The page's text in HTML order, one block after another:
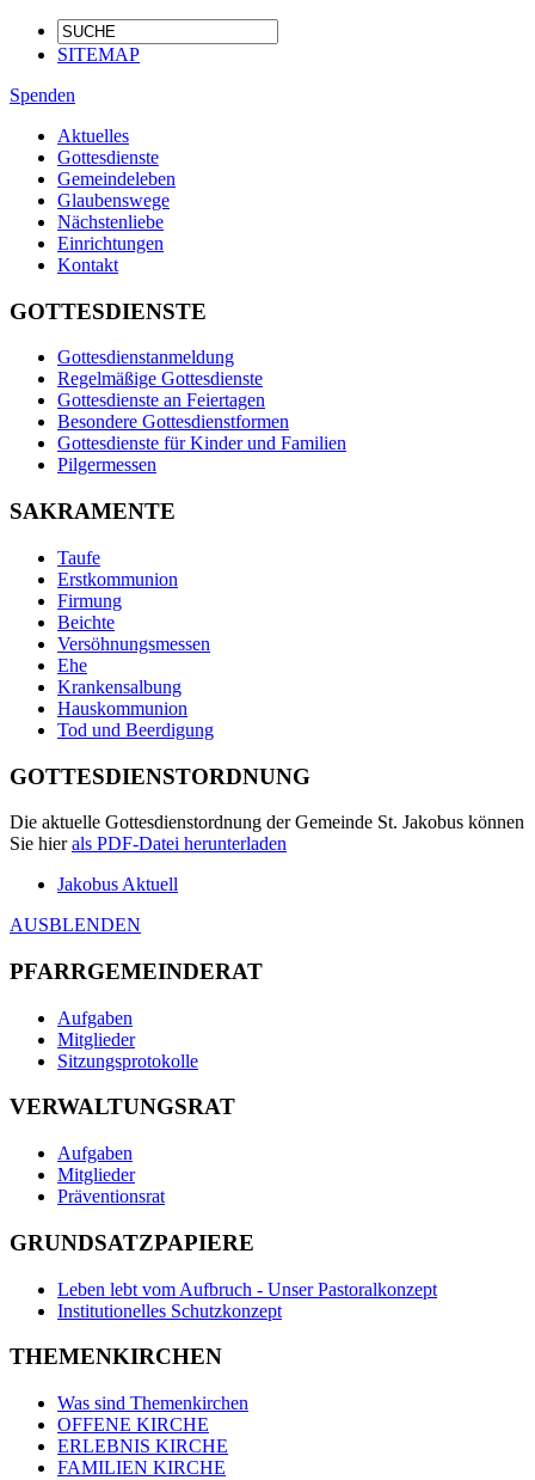
SITEMAP
Spenden
Aktuelles
Gottesdienste
Gemeindeleben
Glaubenswege
Nächstenliebe
Einrichtungen
Kontakt
GOTTESDIENSTE
Gottesdienstanmeldung
Regelmäßige Gottesdienste
Gottesdienste an Feiertagen
Besondere Gottesdienstformen
Gottesdienste für Kinder und Familien
Pilgermessen
SAKRAMENTE
Taufe
Erstkommunion
Firmung
Beichte
Versöhnungsmessen
Ehe
Krankensalbung
Hauskommunion
Tod und Beerdigung
GOTTESDIENSTORDNUNG
Die aktuelle Gottesdienstordnung der Gemeinde St. Jakobus können
Sie hierals PDF-Datei herunterladen
Jakobus Aktuell
AUSBLENDEN
PFARRGEMEINDERAT
Aufgaben
Mitglieder
Sitzungsprotokolle
VERWALTUNGSRAT
Aufgaben
Mitglieder
Präventionsrat
GRUNDSATZPAPIERE
Leben lebt vom Aufbruch - Unser Pastoralkonzept
Institutionelles Schutzkonzept
THEMENKIRCHEN
Was sind Themenkirchen
OFFENE KIRCHE
ERLEBNIS KIRCHE
FAMILIEN KIRCHE